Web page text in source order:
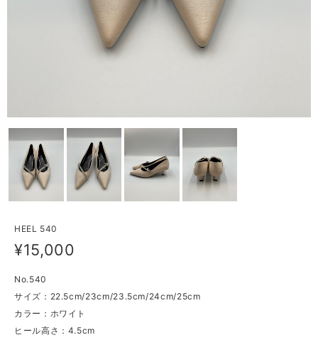
HEEL 540
¥15,000
No.540
サイズ：22.5cm/23cm/23.5cm/24cm/25cm
カラー：ホワイト
ヒール高さ：4.5cm